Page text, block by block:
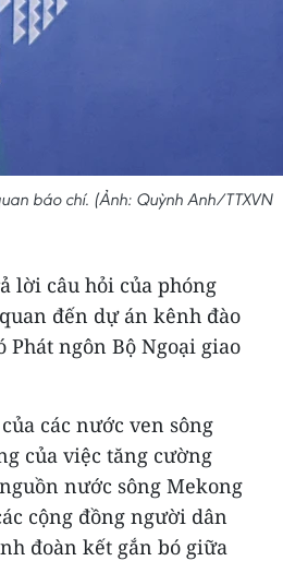
báo chí. (Ảnh: Quỳnh Anh/TTXVN
lời câu hỏi của phóng
đến dự án kênh đào
Phát ngôn Bộ Ngoại giao
các nước ven sông
của việc tăng cường
nước sông Mekong
cộng đồng người dân
đoàn kết gắn bó giữa